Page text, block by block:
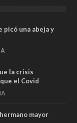
picó una abeja y
la crisis
el Covid
mayor